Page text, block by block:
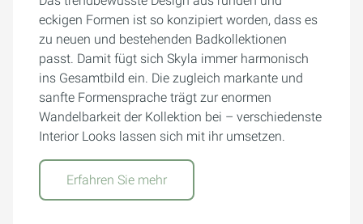
eckigen Formen ist so konzipiert worden, dass es
zu neuen und bestehenden Badkollektionen
passt. Damit fügt sich Skyla immer harmonisch
ins Gesamtbild ein. Die zugleich markante und
sanfte Formensprache trägt zur enormen
Wandelbarkeit der Kollektion bei – verschiedenste
Interior Looks lassen sich mit ihr umsetzen.
Erfahren Sie mehr